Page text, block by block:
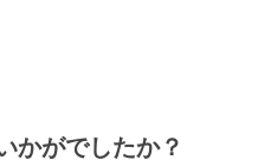
かがでしたか？